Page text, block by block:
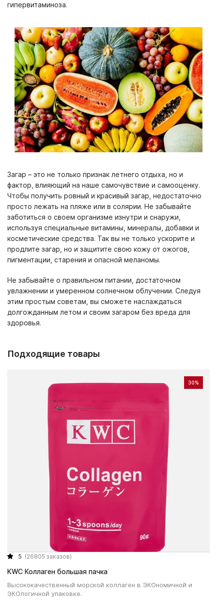
гипервитаминоза.
Загар – это не только признак летнего отдыха, но и
фактор, влияющий на наше самочувствие и самооценку.
Чтобы получить ровный и красивый загар, недостаточно
просто лежать на пляже или в солярии. Не забывайте
заботиться о своем организме изнутри и снаружи,
используя специальные витамины, минералы, добавки и
косметические средства. Так вы не только ускорите и
продлите загар, но и защитите свою кожу от ожогов,
пигментации, старения и опасной меланомы.
Не забывайте о правильном питании, достаточном
увлажнении и умеренном солнечном облучении. Следуя
этим простым советам, вы сможете наслаждаться
долгожданным летом и своим загаром без вреда для
здоровья.
Подходящие товары
30%
5 (26805 заказов)
KWC Коллаген большая пачка
Высококачественный морской коллаген в ЭКОномичной и
ЭКОлогичной упаковке.